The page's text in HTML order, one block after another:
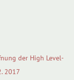
der High Level-
2017